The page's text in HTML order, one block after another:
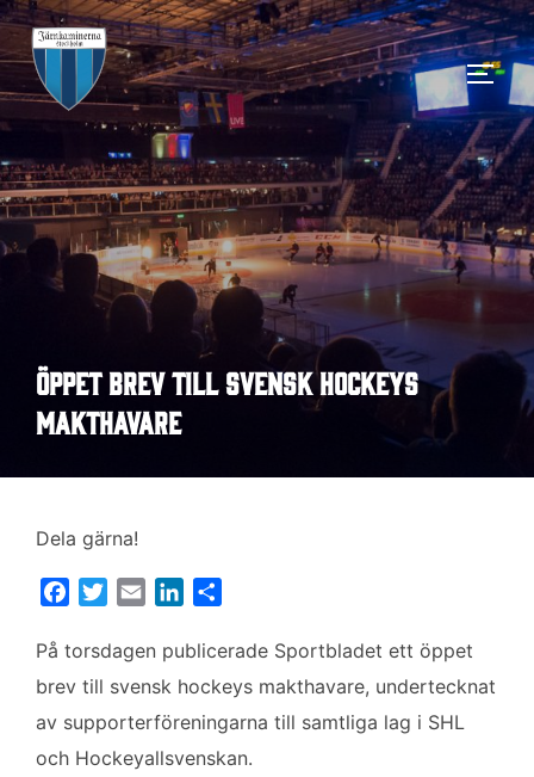
Hoppa
till
innehåll
SLÅ
Öppet brev till svensk hockeys
makthavare
Dela gärna!
c
e
o
o
i
t
e
r
a
i
n
k
d
I
l
a
På torsdagen publicerade Sportbladet ett öppet
brev till svensk hockeys makthavare, undertecknat
av supporterföreningarna till samtliga lag i SHL
och Hockeyallsvenskan.